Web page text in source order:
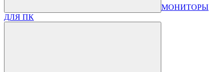
МОНИТОРЫ
ДЛЯ ПК